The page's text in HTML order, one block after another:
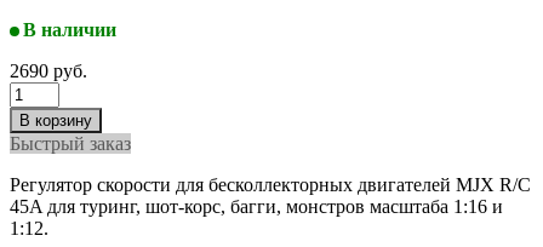
В наличии
2690 руб.
Быстрый заказ
Регулятор скорости для бесколлекторных двигателей MJX R/C
45A для туринг, шот-корс, багги, монстров масштаба 1:16 и
1:12.